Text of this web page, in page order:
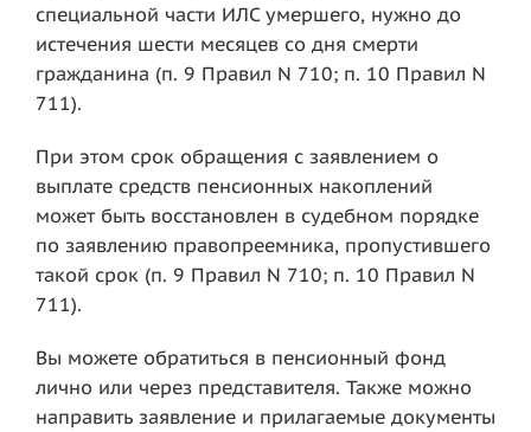
специальной части ИЛС умершего, нужно до
истечения шести месяцев со дня смерти
гражданина (п. 9 Правил N 710; п. 10 Правил N
711).
При этом срок обращения с заявлением о
выплате средств пенсионных накоплений
может быть восстановлен в судебном порядке
по заявлению правопреемника, пропустившего
такой срок (п. 9 Правил N 710; п. 10 Правил N
711).
Вы можете обратиться в пенсионный фонд
лично или через представителя. Также можно
направить заявление и прилагаемые документы